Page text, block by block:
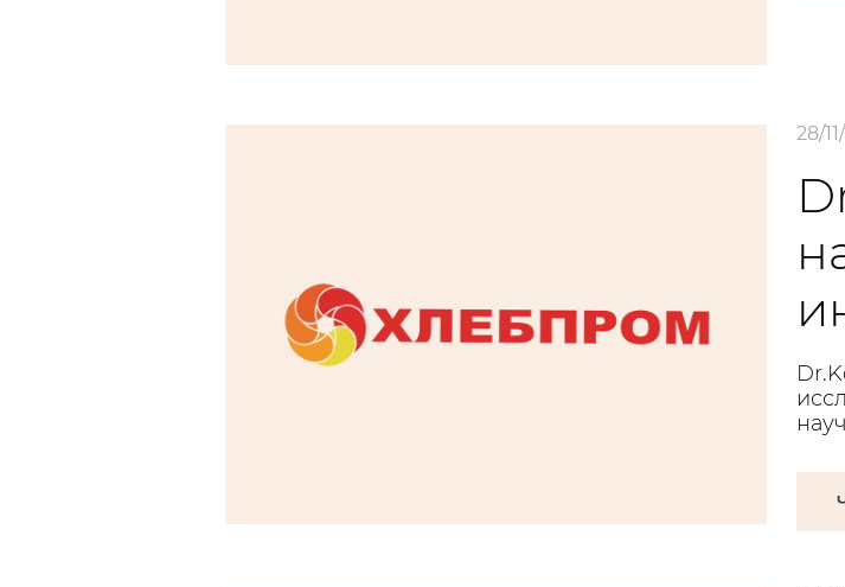
28/